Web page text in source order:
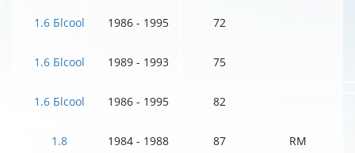
1.6 Бlcool 1986 - 1995 72
1.6 Бlcool 1989 - 1993 75
1.6 Бlcool 1986 - 1995 82
1.8 1984 - 1988 87 RM